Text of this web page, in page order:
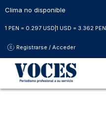
Clima no disponible
1 PEN = 0.297 USD 1 USD = 3.362 PEN
Registrarse / Acceder